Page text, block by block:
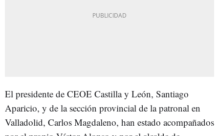
El presidente de CEOE Castilla y León, Santiago
Aparicio, y de la sección provincial de la patronal en
Valladolid, Carlos Magdaleno, han estado acompañados